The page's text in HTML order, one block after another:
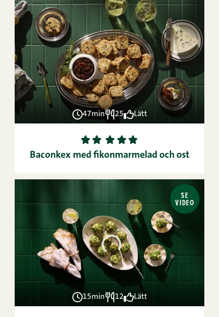
47min 25 Lätt
1 2 3 4
5
Baconkex med fikonmarmelad och ost
SE
VIDEO
15min 12 Lätt